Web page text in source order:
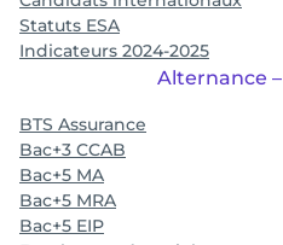
Statuts ESA
Indicateurs 2024-2025
Alternance
BTS Assurance
Bac+3 CCAB
Bac+5 MA
Bac+5 MRA
Bac+5 EIP